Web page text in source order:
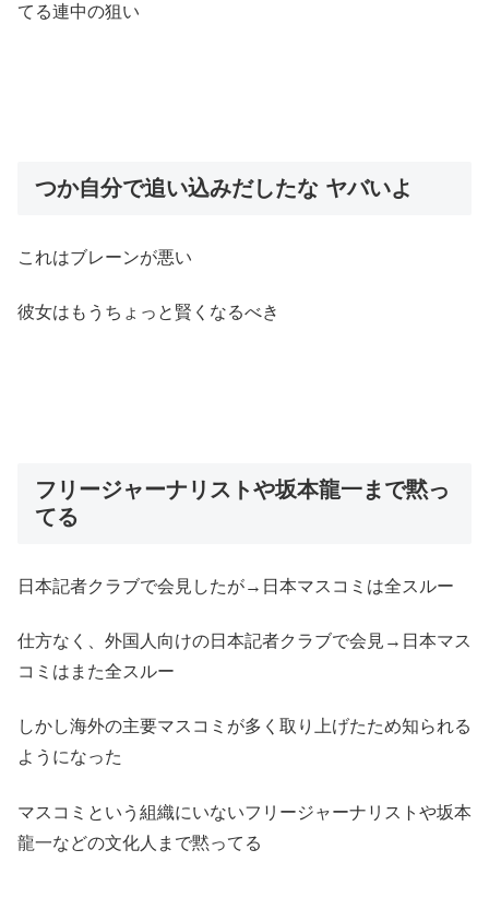
てる連中の狙い
つか自分で追い込みだしたな ヤバいよ
これはブレーンが悪い
彼女はもうちょっと賢くなるべき
フリージャーナリストや坂本龍一まで黙っ
てる
日本記者クラブで会見したが→日本マスコミは全スルー
仕方なく、外国人向けの日本記者クラブで会見→日本マス
コミはまた全スルー
しかし海外の主要マスコミが多く取り上げたため知られる
ようになった
マスコミという組織にいないフリージャーナリストや坂本
龍一などの文化人まで黙ってる